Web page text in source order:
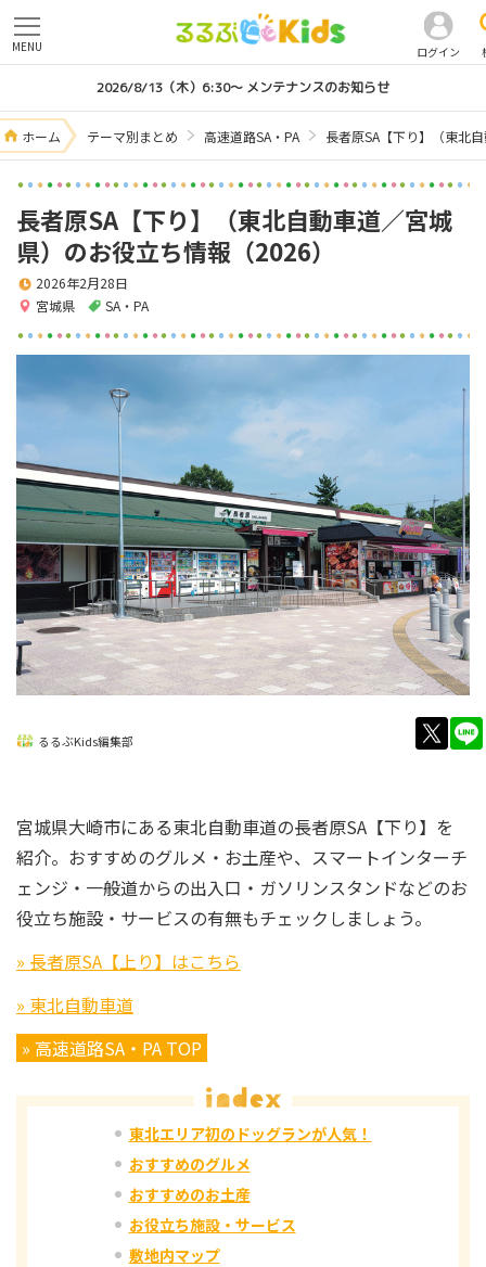
ログイン
MENU
2026/8/13（木）6:30～ メンテナンスのお知らせ
ホーム テーマ別まとめ 高速道路SA・PA 長者原SA【下り】（東北
長者原SA【下り】（東北自動車道／宮城
県）のお役立ち情報（2026）
宮城県 SA・PA
2026年2月28日
るるぶKids編集部
宮城県大崎市にある東北自動車道の長者原SA【下り】を
紹介。おすすめのグルメ・お土産や、スマートインターチ
ェンジ・一般道からの出入口・ガソリンスタンドなどのお
役立ち施設・サービスの有無もチェックしましょう。
» 長者原SA【上り】はこちら
» 東北自動車道
» 高速道路SA・PA TOP
東北エリア初のドッグランが人気！
おすすめのグルメ
おすすめのお土産
お役立ち施設・サービス
敷地内マップ